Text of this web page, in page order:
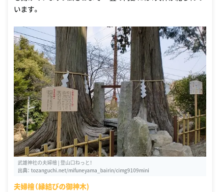
います。
武雄神社の夫婦檜 | 登山口ねっと！
出典： tozanguchi.net/mifuneyama_bairin/cimg9109mini
夫婦檜（縁結びの御神木)